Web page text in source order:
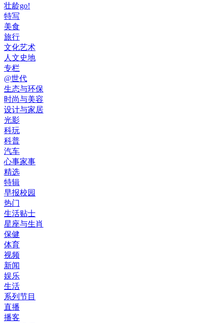
壮龄go!
特写
美食
旅行
文化艺术
人文史地
专栏
@世代
生态与环保
时尚与美容
设计与家居
光影
科玩
科普
汽车
心事家事
精选
特辑
早报校园
热门
生活贴士
星座与生肖
保健
体育
视频
新闻
娱乐
生活
系列节目
直播
播客